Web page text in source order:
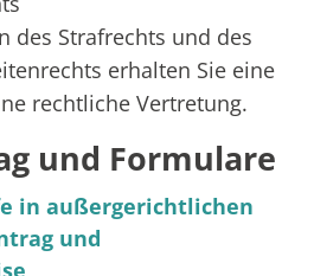
des Strafrechts und des
erhalten Sie eine
rechtliche Vertretung.
und Formulare
in außergerichtlichen
und